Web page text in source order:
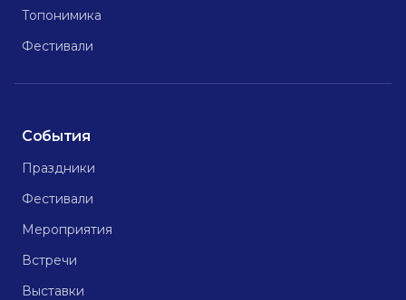
Топонимика
Фестивали
События
Праздники
Фестивали
Мероприятия
Встречи
Выставки